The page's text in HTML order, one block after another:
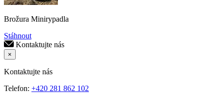
Brožura Minirypadla
Stáhnout
Kontaktujte nás
×
Kontaktujte nás
Telefon: +420 281 862 102